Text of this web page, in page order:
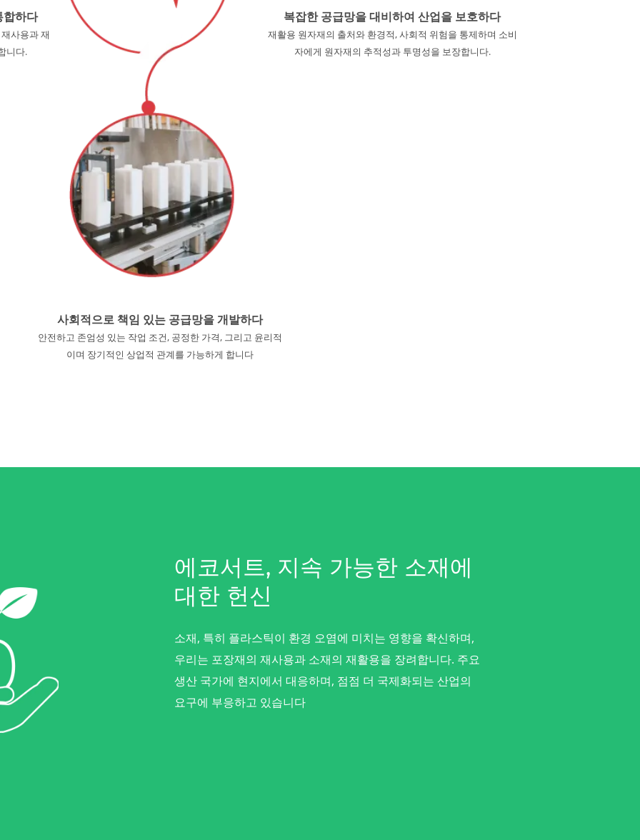
합하다
사용과 재
니다.
복잡한 공급망을 대비하여 산업을 보호하다
재활용 원자재의 출처와 환경적, 사회적 위험을 통제하며 소비
자에게 원자재의 추적성과 투명성을 보장합니다.
사회적으로 책임 있는 공급망을 개발하다
안전하고 존엄성 있는 작업 조건, 공정한 가격, 그리고 윤리적
이며 장기적인 상업적 관계를 가능하게 합니다
에코서트, 지속 가능한 소재에
대한 헌신
소재, 특히 플라스틱이 환경 오염에 미치는 영향을 확신하며,
우리는 포장재의 재사용과 소재의 재활용을 장려합니다. 주요
생산 국가에 현지에서 대응하며, 점점 더 국제화되는 산업의
요구에 부응하고 있습니다